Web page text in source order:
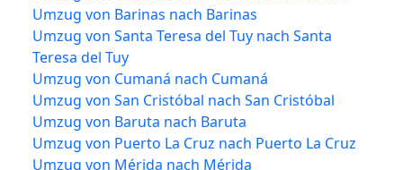
Umzug von Barinas nach Barinas
Umzug von Santa Teresa del Tuy nach Santa
Teresa del Tuy
Umzug von Cumaná nach Cumaná
Umzug von San Cristóbal nach San Cristóbal
Umzug von Baruta nach Baruta
Umzug von Puerto La Cruz nach Puerto La Cruz
Umzug von Mérida nach Mérida